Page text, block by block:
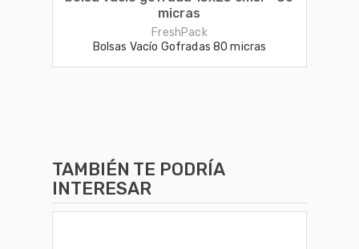
micras
FreshPack
Bolsas Vacío Gofradas 80 micras
TAMBIÉN TE PODRÍA
INTERESAR